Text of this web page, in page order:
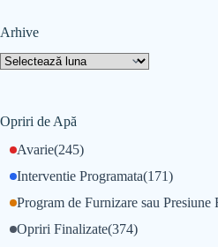
Arhive
Opriri de Apă
Avarie(245)
Interventie Programata(171)
Opriri Finalizate(374)
Program de Furnizare sau Presiune